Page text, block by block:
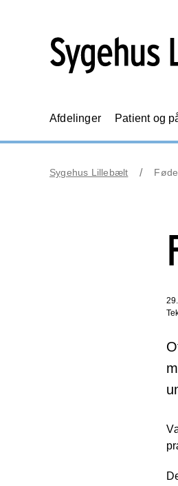
Afdelinger Patient og
Sygehus Lillebælt